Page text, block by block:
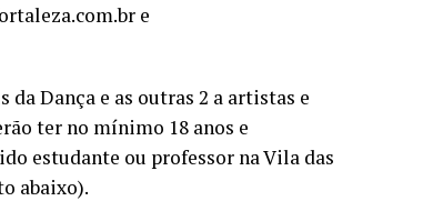
e
da Dança e as outras 2 a artistas e
ter no mínimo 18 anos e
estudante ou professor na Vila das
abaixo).